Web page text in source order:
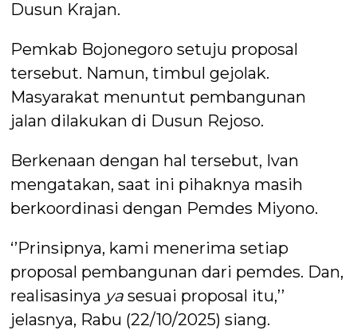
Dusun Krajan.
Pemkab Bojonegoro setuju proposal
tersebut. Namun, timbul gejolak.
Masyarakat menuntut pembangunan
jalan dilakukan di Dusun Rejoso.
Berkenaan dengan hal tersebut, Ivan
mengatakan, saat ini pihaknya masih
berkoordinasi dengan Pemdes Miyono.
‘’Prinsipnya, kami menerima setiap
proposal pembangunan dari pemdes. Dan,
realisasinya ya sesuai proposal itu,’’
jelasnya, Rabu (22/10/2025) siang.